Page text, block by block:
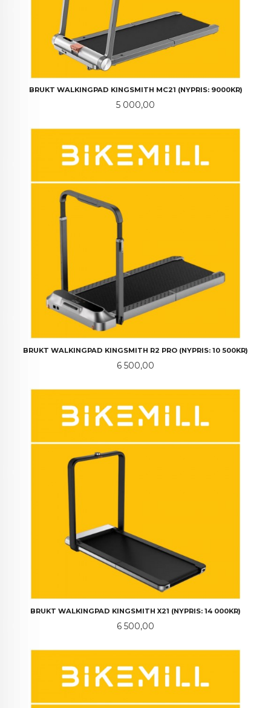
BRUKT WALKINGPAD KINGSMITH MC21 (NYPRIS: 9000KR)
Pris
5 000,00
BRUKT WALKINGPAD KINGSMITH R2 PRO (NYPRIS: 10 500KR)
Pris
6 500,00
BRUKT WALKINGPAD KINGSMITH X21 (NYPRIS: 14 000KR)
Pris
6 500,00